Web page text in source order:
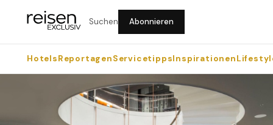
Suchen Abonnieren
HotelsReportagenServicetippsInspirationen